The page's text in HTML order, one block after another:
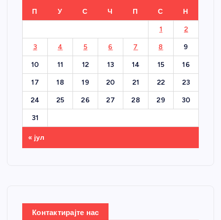
П У С Ч П С Н
1 2
3 4 5 6 7 8 9
10 11 12 13 14 15 16
17 18 19 20 21 22 23
24 25 26 27 28 29 30
31
« јул
Контактирајте нас